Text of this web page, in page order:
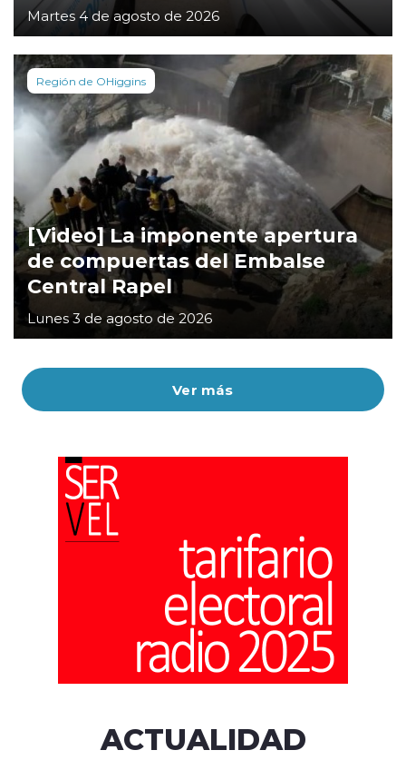
Ver más
Martes 4 de agosto de 2026
Región de OHiggins
[Video] La imponente apertura
de compuertas del Embalse
Central Rapel
Lunes 3 de agosto de 2026
ACTUALIDAD